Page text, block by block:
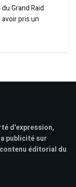
Grand Raid
pris un
d'expression,
publicité sur
éditorial du